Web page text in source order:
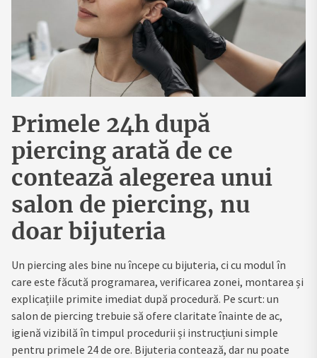
Primele 24h după
piercing arată de ce
contează alegerea unui
salon de piercing, nu
doar bijuteria
Un piercing ales bine nu începe cu bijuteria, ci cu modul în
care este făcută programarea, verificarea zonei, montarea și
explicațiile primite imediat după procedură. Pe scurt: un
salon de piercing trebuie să ofere claritate înainte de ac,
igienă vizibilă în timpul procedurii și instrucțiuni simple
pentru primele 24 de ore. Bijuteria contează, dar nu poate